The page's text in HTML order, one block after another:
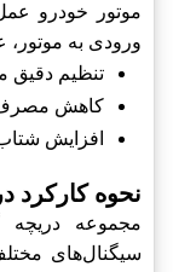
موتور خودرو
ورودی به موتور،
تنظیم دقیق
کاهش
افزایش
نحوه کارکرد
سیگنال‌های